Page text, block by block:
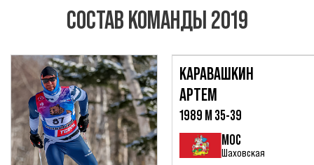
СОСТАВ КОМАНДЫ 2019
КАРАВАШКИН
АРТЕМ
1989 М 35-39
МОС
Шаховская